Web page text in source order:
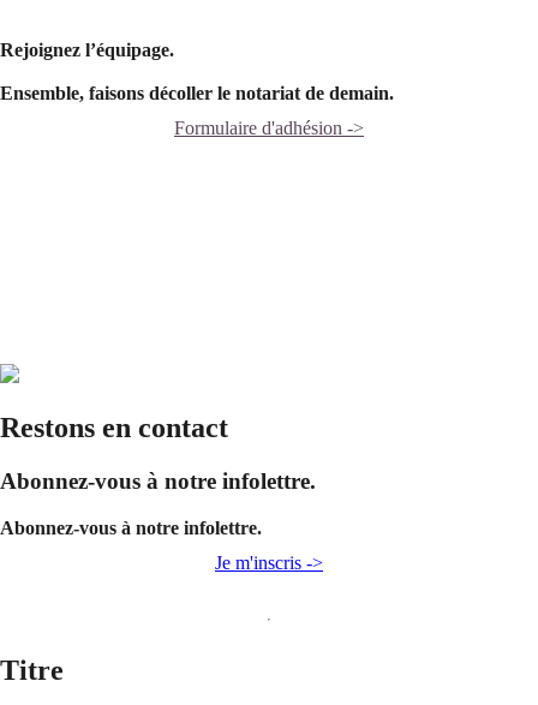
Rejoignez l’équipage.
Ensemble, faisons décoller le notariat de demain.
Formulaire d'adhésion ->
Restons en contact
Abonnez-vous à notre infolettre.
Abonnez-vous à notre infolettre.
Je m'inscris ->
Titre